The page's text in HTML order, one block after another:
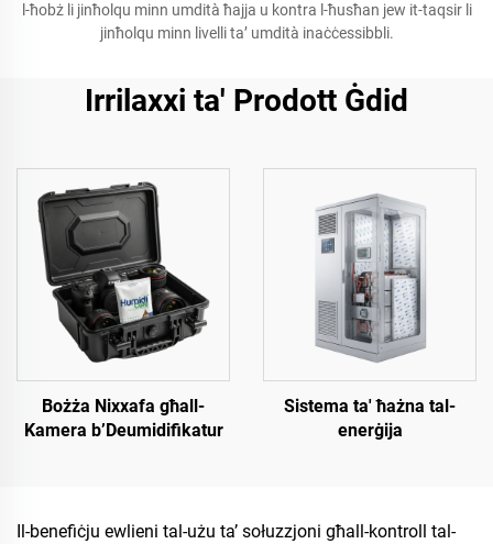
l-ħobż li jinħolqu minn umdità ħajja u kontra l-ħusħan jew it-taqsir li
jinħolqu minn livelli ta’ umdità inaċċessibbli.
Irrilaxxi ta' Prodott Ġdid
Bożża Nixxafa għall-
Kamera b’Deumidifikatur
Sistema ta' ħażna tal-
enerġija
Il-benefiċju ewlieni tal-użu ta’ sołuzzjoni għall-kontroll tal-